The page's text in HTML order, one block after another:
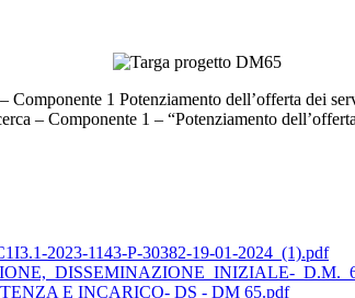
1 Potenziamento dell’offerta dei
– Componente 1 – “Potenziamento
2023-1143-P-30382-19-01-2024_(1).pdf
E INCARICO- DS - DM 65.pdf